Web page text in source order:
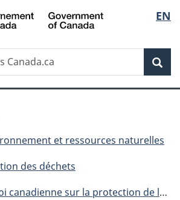
Passer
au
principal
Passer
à
Au
du
Passer
à
version
simplifiée
de
la
EN
et ressources naturelles
des déchets
sur la protection de l’environnement